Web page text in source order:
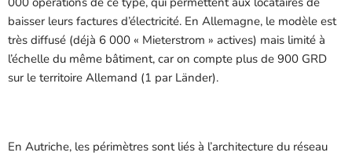
baisser leurs factures d’électricité. En Allemagne, le modèle est
très diffusé (déjà 6 000 « Mieterstrom » actives) mais limité à
l’échelle du même bâtiment, car on compte plus de 900 GRD
sur le territoire Allemand (1 par Länder).
En Autriche, les périmètres sont liés à l’architecture du réseau